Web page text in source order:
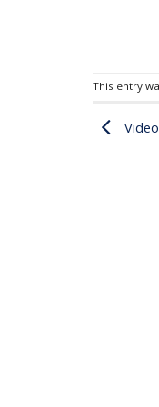
This entry
Video